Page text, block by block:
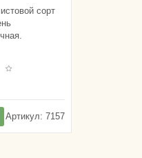
сорт
Артикул: 7157